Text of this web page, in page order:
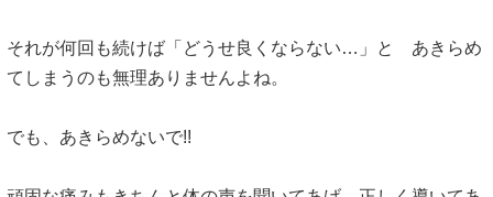
それが何回も続けば「どうせ良くならない…」と あきらめ
てしまうのも無理ありませんよね。
でも、あきらめないで!!